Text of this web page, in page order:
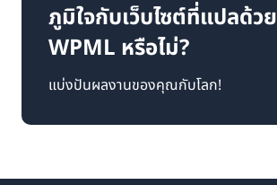
ภูมิใจกับเว็บไซต์ที่แปลด้วย
WPML หรือไม่?
แบ่งปันผลงานของคุณกับโลก!